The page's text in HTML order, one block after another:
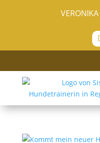
VERONIKA